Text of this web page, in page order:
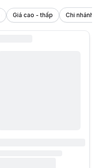
Giá cao - thấp